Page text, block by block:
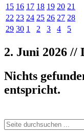
15 16 17 18 19 20 21
22 23 24 25 26 27 28
29 30 1 2 3 4 5
2. Juni 2026 //
Nichts
entspricht.